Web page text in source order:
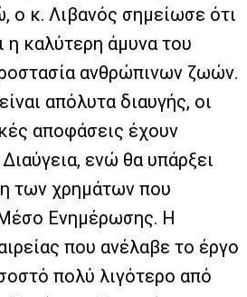
ο κ. Λιβανός σημείωσε ότι
η καλύτερη άμυνα του
ανθρώπινων ζωών.
απόλυτα διαυγής, οι
αποφάσεις έχουν
ενώ θα υπάρξει
των χρημάτων που
Ενημέρωσης. Η
που ανέλαβε το έργο
πολύ λιγότερο από